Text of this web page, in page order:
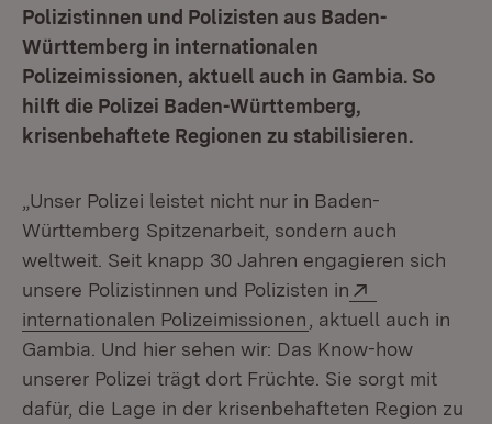
Polizistinnen und Polizisten aus Baden-
Württemberg in internationalen
Polizeimissionen, aktuell auch in Gambia. So
hilft die Polizei Baden-Württemberg,
krisenbehaftete Regionen zu stabilisieren.
„Unser Polizei leistet nicht nur in Baden-
Württemberg Spitzenarbeit, sondern auch
weltweit. Seit knapp 30 Jahren engagieren sich
unsere Polizistinnen und Polizisten in
internationalen Polizeimissionen (Öffnet in neuem
, aktuell auch in
Gambia. Und hier sehen wir: Das Know-how
unserer Polizei trägt dort Früchte. Sie sorgt mit
dafür, die Lage in der krisenbehafteten Region zu